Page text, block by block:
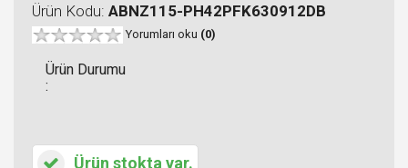
Ürün Kodu: ABNZ115-PH42PFK630912DB
Yorumları oku (0)
Ürün Durumu
:
Ürün stokta var.